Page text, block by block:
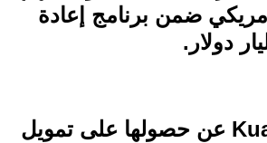
دولار أمريكي ضمن برنامج إعادة
.
عن حصولها على تمويل